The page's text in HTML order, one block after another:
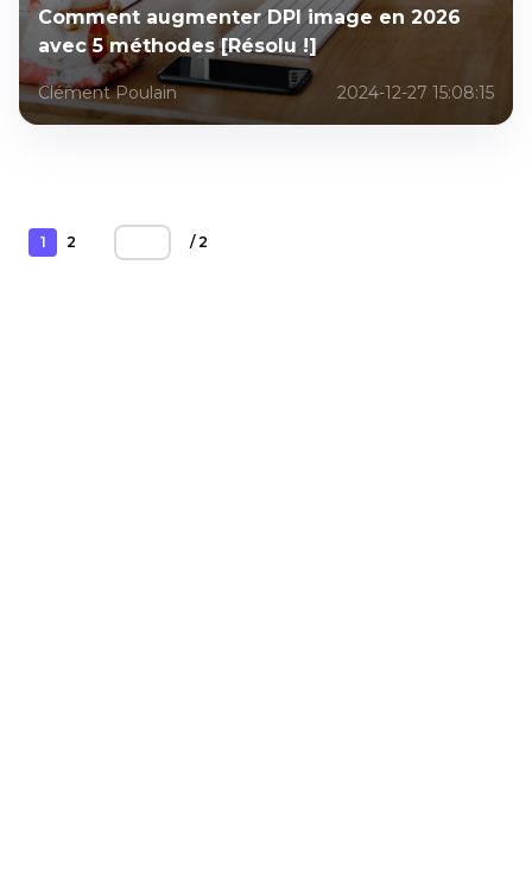
Comment augmenter DPI image en 2026
avec 5 méthodes [Résolu !]
Clément Poulain 2024-12-27 15:08:15
1 2 / 2